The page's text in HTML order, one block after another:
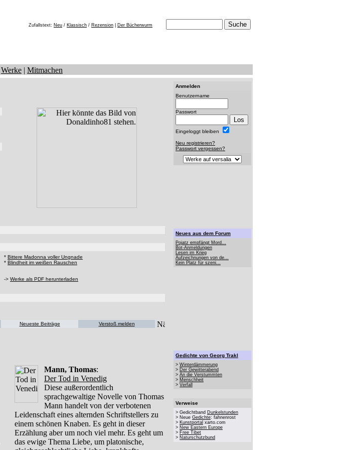
Zufallstext: Neu / Klassisch / Rezension Der Bücherwurm
Werke | Mitmachen
* Bittere Madonna voller Ungnade
* Blindheit im weißen Rauschen
-> Werke als PDF herunterladen
Neueste Beiträge Verstoß melden
Mann, Thomas:
Der Tod in Venedig
Diese außerordentlich
sprachgewaltige Novelle von Thomas
Mann handelt von der verbotenen
Leidenschaft eines alternden Schriftstellers zu
einem schönen Knaben. Es geht in dieser
Erzählung aber um noch viel mehr. Es geht um
das ewige Thema Liebe, um platonische,
Anmelden
Benutzername
Passwort
Eingeloggt bleiben
Neu registrieren?
Passwort vergessen?
Neues aus dem Forum
Pojatz empfängt Mord...
Bot-Anmeldungen
Lesen im Krieg
Aufzeichnungen von de...
Kein Platz für szeni...
Gedichte von Georg Trakl
> Winterdämmerung
> Der Gewitterabend
> An die Verstummten
> Menschheit
> Verfall
Verweise
> Gedichtband Dunkelstunden
> Neue Gedichte: fahnenrost
> Kunstportal xarto.com
> New Eastern Europe
> Free Tibet
> Naturschutzbund